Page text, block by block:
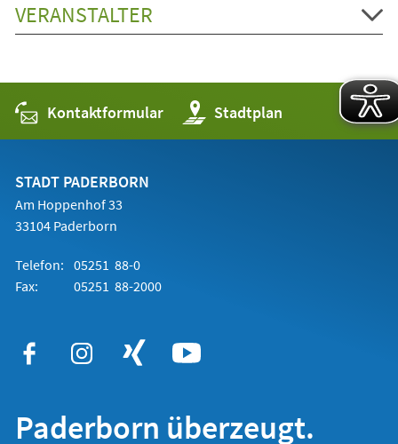
VERANSTALTER
Kontaktformular Stadtplan
(Öffnet
in
einem
STADT PADERBORN
Am Hoppenhof 33
33104 Paderborn
Telefon: 05251 88-0
Fax:
05251 88-2000
Paderborn überzeugt.